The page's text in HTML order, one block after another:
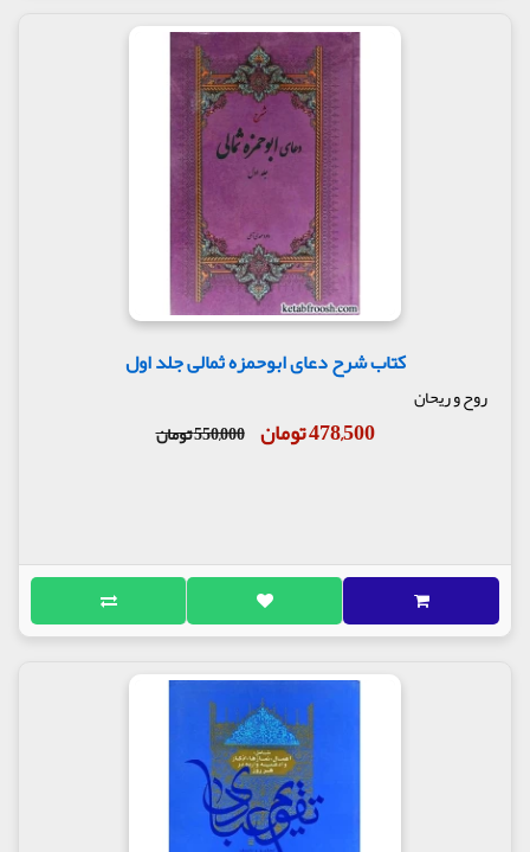
کتاب شرح دعای ابوحمزه ثمالی جلد اول
روح و ریحان
478,500 تومان 550,000 تومان